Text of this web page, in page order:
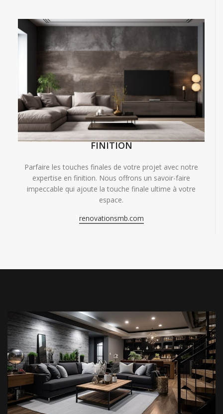
FINITION
Parfaire les touches finales de votre projet avec notre
expertise en finition. Nous offrons un savoir-faire
impeccable qui ajoute la touche finale ultime à votre
espace.
renovationsmb.com